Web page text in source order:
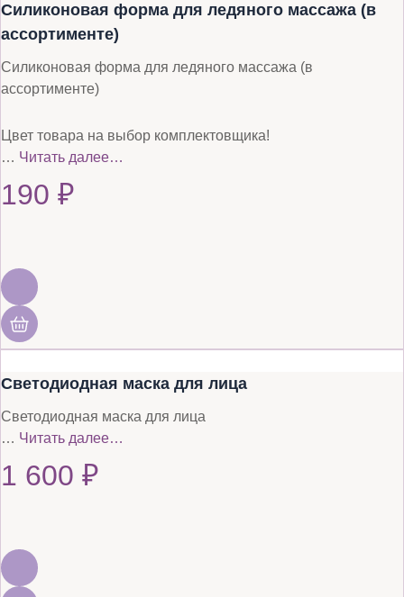
Силиконовая форма для ледяного массажа (в
ассортименте)
Силиконовая форма для ледяного массажа (в
ассортименте)
Цвет товара на выбор комплектовщика!
… Читать далее…
190 ₽
Светодиодная маска для лица
Светодиодная маска для лица
… Читать далее…
1 600 ₽